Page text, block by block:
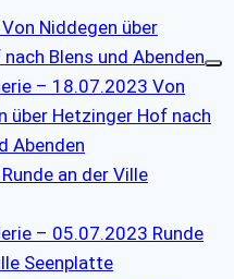
Niddegen über
Blens und Abenden
– 18.07.2023 Von
über Hetzinger Hof nach
Abenden
an der Ville
– 05.07.2023 Runde
Seenplatte